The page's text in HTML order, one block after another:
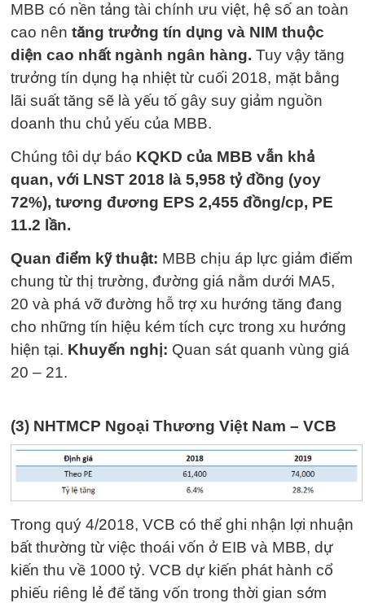
MBB có nền tảng tài chính ưu việt, hệ số an toàn
cao nêntăng trưởng tín dụng và NIM thuộc
diện cao nhất ngành ngân hàng. Tuy vậy tăng
trưởng tín dụng hạ nhiệt từ cuối 2018, mặt bằng
lãi suất tăng sẽ là yếu tố gây suy giảm nguồn
doanh thu chủ yếu của MBB.
Chúng tôi dự báo KQKD của MBB vẫn khả
quan, với LNST 2018 là 5,958 tỷ đồng (yoy
72%), tương đương EPS 2,455 đồng/cp, PE
11.2 lần.
Quan điểm kỹ thuật: MBB chịu áp lực giảm điểm
chung từ thị trường, đường giá nằm dưới MA5,
20 và phá vỡ đường hỗ trợ xu hướng tăng đang
cho những tín hiệu kém tích cực trong xu hướng
hiện tại. Khuyến nghị: Quan sát quanh vùng giá
20 – 21.
(3) NHTMCP Ngoại Thương Việt Nam – VCB
Trong quý 4/2018, VCB có thể ghi nhận lợi nhuận
bất thường từ việc thoái vốn ở EIB và MBB, dự
kiến thu về 1000 tỷ. VCB dự kiến phát hành cổ
phiếu riêng lẻ để tăng vốn trong thời gian sớm